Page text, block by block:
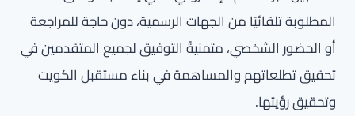
المطلوبة تلقائيًا من الجهات الرسمية، دون حاجة للمراجعة
أو الحضور الشخصي، متمنيةً التوفيق لجميع المتقدمين في
تحقيق تطلعاتهم والمساهمة في بناء مستقبل الكويت
وتحقيق رؤيتها.